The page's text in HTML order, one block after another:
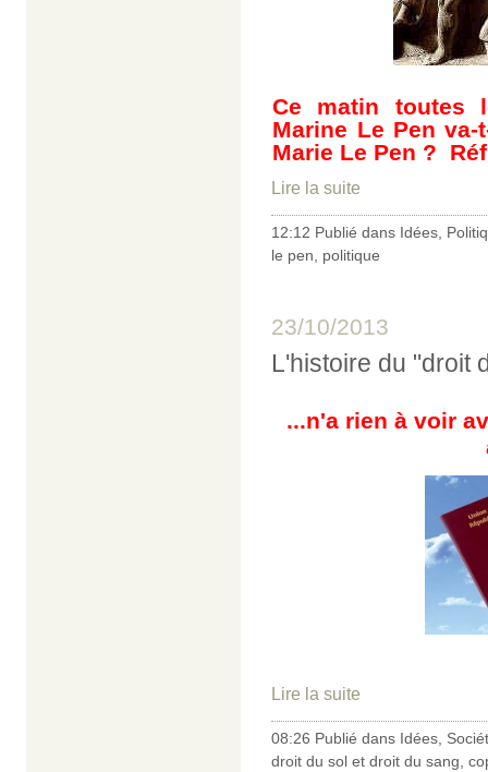
Ce matin toutes
Marine Le Pen
Marie Le Pen ?
Lire la suite
12:12 Publié dans Idées
le pen
politique
23/10/2013
L'histoire du "droit
...n'a rien à voir
Lire la suite
08:26 Publié dans Idées
droit du sol et droit du sang